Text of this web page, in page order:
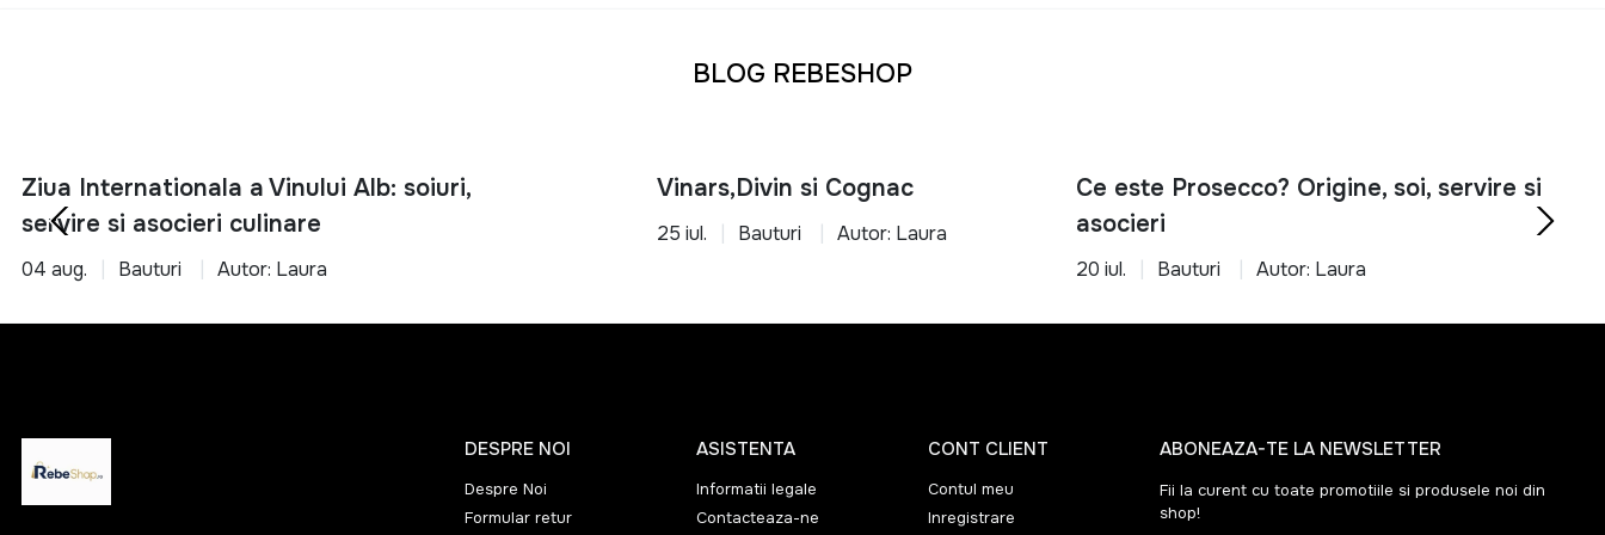
BLOG REBESHOP
Ziua Internationala a Vinului Alb: soiuri,
servire si asocieri culinare
04 aug. Bauturi Autor: Laura
Vinars,Divin si Cognac
25 iul. Bauturi Autor: Laura
Ce este Prosecco? Origine, soi, servire si
asocieri
20 iul. Bauturi Autor: Laura
DESPRE NOI
Despre Noi
Formular retur
ASISTENTA
Informatii legale
Contacteaza-ne
CONT CLIENT
Contul meu
Inregistrare
ABONEAZA-TE LA NEWSLETTER
Fii la curent cu toate promotiile si produsele noi din
shop!